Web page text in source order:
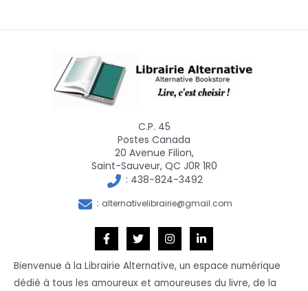
C.P. 45
Postes Canada
20 Avenue Filion,
Saint-Sauveur, QC J0R 1R0
: 438-824-3492
: alternativelibrairie@gmail.com
Bienvenue à la Librairie Alternative, un espace numérique
dédié à tous les amoureux et amoureuses du livre, de la